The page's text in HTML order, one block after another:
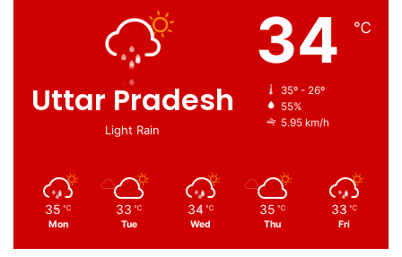
Uttar Pradesh
Light Rain
34 ℃
35º - 26º
55%
5.95 km/h
35 ℃
Mon
33 ℃
Tue
34 ℃
Wed
35 ℃
Thu
33 ℃
Fri